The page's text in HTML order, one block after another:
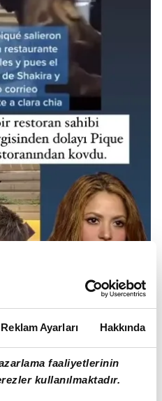
Reklam Ayarları Hakkında
faaliyetlerinin
kullanılmaktadır.